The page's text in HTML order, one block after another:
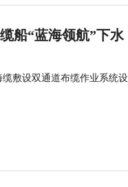
船“蓝海领航”下水
敷设双通道布缆作业系统